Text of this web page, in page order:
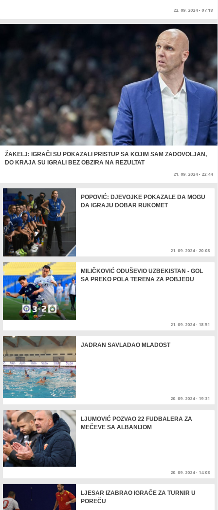
22. 09. 2024 - 07:18
ŽAKELJ: IGRAČI SU POKAZALI PRISTUP SA KOJIM SAM ZADOVOLJAN,
DO KRAJA SU IGRALI BEZ OBZIRA NA REZULTAT
21. 09. 2024 - 22:44
POPOVIĆ: DJEVOJKE POKAZALE DA MOGU
DA IGRAJU DOBAR RUKOMET
21. 09. 2024 - 20:08
MILIČKOVIĆ ODUŠEVIO UZBEKISTAN - GOL
SA PREKO POLA TERENA ZA POBJEDU
21. 09. 2024 - 18:51
JADRAN SAVLADAO MLADOST
20. 09. 2024 - 19:31
LJUMOVIĆ POZVAO 22 FUDBALERA ZA
MEČEVE SA ALBANIJOM
20. 09. 2024 - 14:08
LJESAR IZABRAO IGRAČE ZA TURNIR U
POREČU